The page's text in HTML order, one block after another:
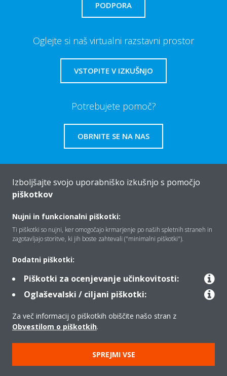
PODPORA
Oglejte si naš virtualni razstavni prostor
VSTOPITE V IZKUŠNJO
Potrebujete pomoč?
OBRNITE SE NA NAS
Vizitka
Rešitve
Kontakt
Izdelki
Copyright © Daikin
Pravno obvestilo
Obvestilo o piškotkih
Izboljšajte svojo uporabniško izkušnjo s pomočjo
piškotkov
Nujni in funkcionalni piškotki:
Ti piškotki so nujni, ker omogočajo krmarjenje po naših spletnih straneh in
zagotavljajo storitve, ki jih boste zahtevali ("minimalni piškotki").
Dodatni piškotki:
Piškotki za ocenjevanje učinkovitosti:
Oglaševalski / ciljani piškotki:
Za več informacij o piškotkih obiščite našo stran z
Obvestilom o piškotkih.
SPREJMI VSE